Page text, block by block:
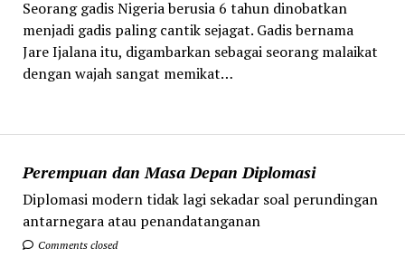
Perempuan dan Masa Depan Diplomasi
Diplomasi modern tidak lagi sekadar soal perundingan
antarnegara atau penandatanganan
Comments closed
Seorang gadis Nigeria berusia 6 tahun dinobatkan
menjadi gadis paling cantik sejagat. Gadis bernama
Jare Ijalana itu, digambarkan sebagai seorang malaikat
dengan wajah sangat memikat…